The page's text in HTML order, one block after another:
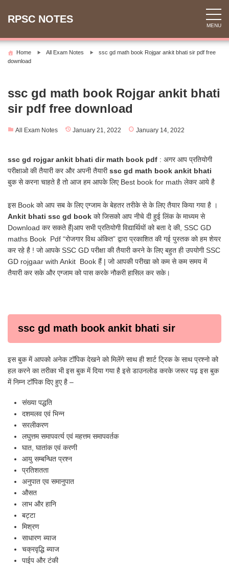
RPSC NOTES
MENU
Home All Exam Notes
ssc gd math book Rojgar ankit bhati sir pdf free
download
ssc gd math book Rojgar ankit bhati
sir pdf free download
All Exam Notes January 21, 2022 January 14, 2022
ssc gd rojgar ankit bhati dir math book pdf : अगर आप प्रतियोगी
परीक्षाओ की तैयारी कर और अपनी तैयारीssc gd math book ankit bhati
बुक से करना चाहते है तो आज हम आपके लिए Best book for math लेकर आये है
इस Book को आप सब के लिए एग्जाम के बेहतर तरीके से के लिए तैयार किया गया है ।
Ankit bhati ssc gd book को जिसको आप नीचे दी हुई लिंक के माध्यम से
Download कर सकते हैं|आप सभी प्रतियोगी विद्यार्थियों को बता दे की, SSC GD
maths Book Pdf “रोजगार विथ अंकित” द्वारा प्रकाशित की गई पुस्तक को हम शेयर
कर रहे है ! जो आपके SSC GD परीक्षा की तैयारी करने के लिए बहुत ही उपयोगी SSC
GD rojgaar with Ankit Book हैं | जो आपकी परीखा को कम से कम समय में
तैयारी कर सके और एग्जाम को पास करके नौकरी हासिल कर सके।
ssc gd math book ankit bhati sir
इस बुक में आपको अनेक टॉपिक देखने को मिलेंगे साथ ही शार्ट ट्रिक के साथ प्रश्नो को
हल करने का तरीका भी इस बुक में दिया गया है इसे डाउनलोड करके जरूर पढ़ इस बुक
में निम्न टॉपिक दिए हुए है –
संख्या पद्धति
दशमलव एवं भिन्न
सरलीकरण
लघुत्तम समापवर्त्य एवं महत्तम समापवर्तक
घात, घातांक एवं करणी
आयु सम्बन्धित प्रश्न
प्रतिशतता
अनुपात एव समानुपात
औसत
लाभ और हानि
बट्टा
मिश्रण
साधारण ब्याज
चक्रवृद्धि ब्याज
पाईप और टंकी